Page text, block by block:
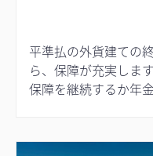
平準払の外貨建ての
ら、保障が充実しま
保障を継続するか年